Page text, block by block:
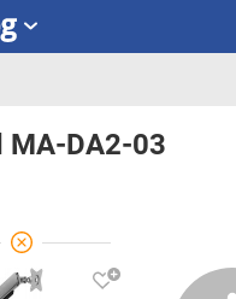
MA-DA2-03